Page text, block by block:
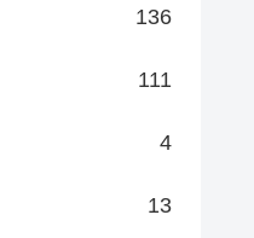
136
111
4
13